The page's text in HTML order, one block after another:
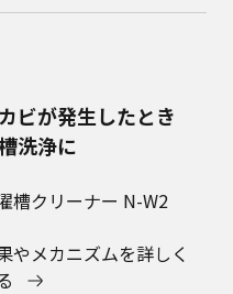
ビが発生したとき
洗浄に
槽クリーナー N-W2
やメカニズムを詳しく